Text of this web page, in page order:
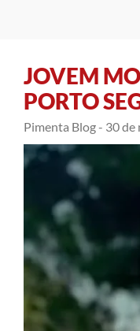
JOVEM
PORTO
Pimenta Blog - 30 de